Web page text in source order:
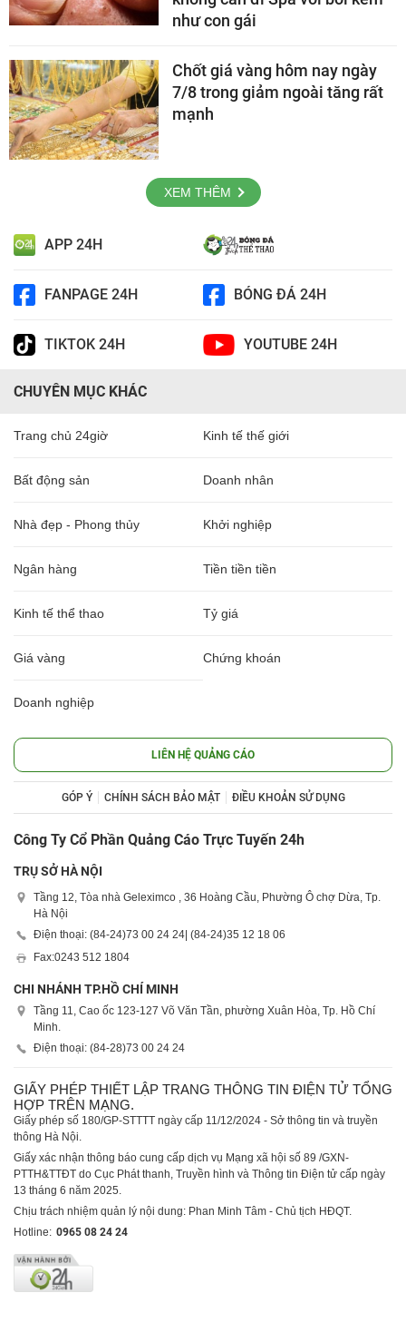
như con gái
Chốt giá vàng hôm nay ngày
7/8 trong giảm ngoài tăng rất
mạnh
XEM THÊM
APP 24H
FANPAGE 24H BÓNG ĐÁ 24H
TIKTOK 24H YOUTUBE 24H
CHUYÊN MỤC KHÁC
Trang chủ 24giờ Kinh tế thế giới
Bất động sản Doanh nhân
Nhà đẹp - Phong thủy Khởi nghiệp
Ngân hàng Tiền tiền tiền
Kinh tế thể thao Tỷ giá
Giá vàng Chứng khoán
Doanh nghiệp
LIÊN HỆ QUẢNG CÁO
GÓP Ý CHÍNH SÁCH BẢO MẬT ĐIỀU KHOẢN SỬ DỤNG
Công Ty Cổ Phần Quảng Cáo Trực Tuyến 24h
TRỤ SỞ HÀ NỘI
Tầng 12, Tòa nhà Geleximco , 36 Hoàng Cầu, Phường Ô chợ Dừa, Tp.
Hà Nội
Điện thoại: (84-24)73 00 24 24| (84-24)35 12 18 06
Fax:0243 512 1804
CHI NHÁNH TP.HỒ CHÍ MINH
Tầng 11, Cao ốc 123-127 Võ Văn Tần, phường Xuân Hòa, Tp. Hồ Chí
Minh.
Điện thoại: (84-28)73 00 24 24
GIẤY PHÉP THIẾT LẬP TRANG THÔNG TIN ĐIỆN TỬ TỔNG
HỢP TRÊN MẠNG.
Giấy phép số 180/GP-STTTT ngày cấp 11/12/2024 - Sở thông tin và truyền
thông Hà Nội.
Giấy xác nhận thông báo cung cấp dịch vụ Mạng xã hội số 89 /GXN-
PTTH&TTĐT do Cục Phát thanh, Truyền hình và Thông tin Điện tử cấp ngày
13 tháng 6 năm 2025.
Chịu trách nhiệm quản lý nội dung: Phan Minh Tâm - Chủ tịch HĐQT.
Hotline: 0965 08 24 24